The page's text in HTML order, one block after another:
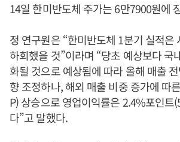
14일 한미반도체 주가는 6만7900원에
정 연구원은 “한미반도체 1분기 실적은
하회했을 것”이라며 “당초 예상보다 국
화될 것으로 예상됨에 따라 올해 매출
향 조정하나, 해외 매출 비중 증가에 따
P) 상승으로 영업이익률은 2.4%포인트
다”고 말했다.